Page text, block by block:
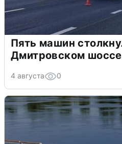
Пять машин
Дмитровском
4 августа 0